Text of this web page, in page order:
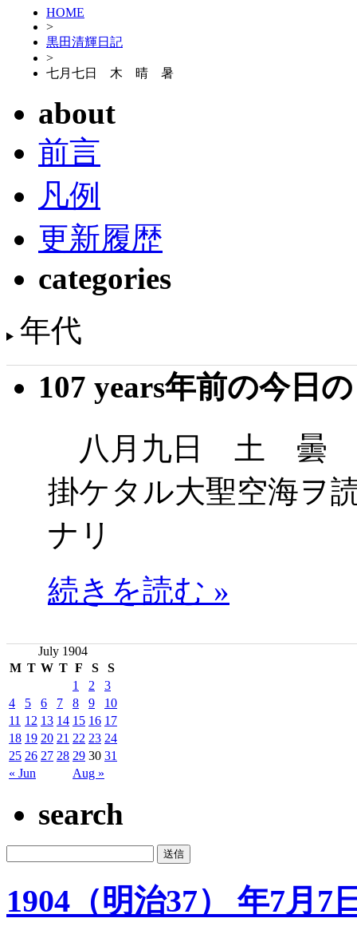
HOME
>
黒田清輝日記
>
七月七日 木 晴 暑
about
前言
凡例
更新履歴
categories
年代
107 years年前の今日
八月九日 土 曇
掛ケタル大聖空海ヲ
ナリ
続きを読む »
July 1904
M T W T F S S
« Jun Aug »
1 2
3
4
5 6 7 8 9
10
11 12 13 14 15 16 17
18 19 20 21 22 23 24
25 26 27 28 29 30 31
search
1904（明治37） 年7月7